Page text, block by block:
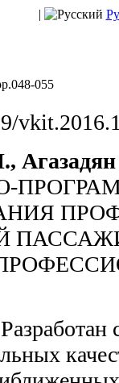
|
055
Разработан